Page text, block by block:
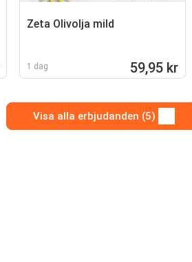
Zeta Olivolja mild
1 dag 59,95 kr
Visa alla erbjudanden (5)